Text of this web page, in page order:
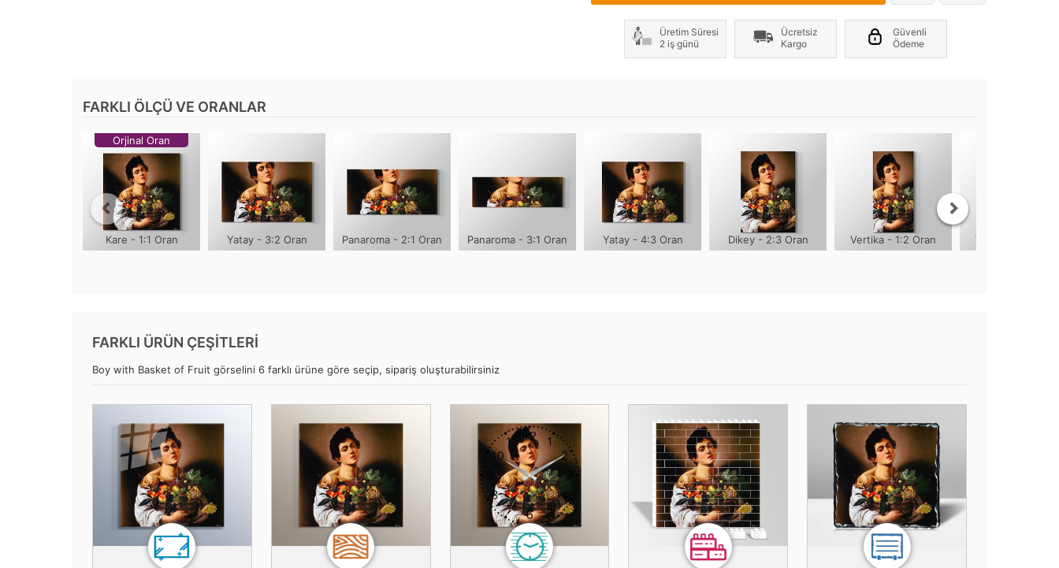
Üretim Süresi
2 iş günü
Ücretsiz
Kargo
Güvenli
Ödeme
FARKLI ÖLÇÜ VE ORANLAR
Orjinal Oran
Kare - 1:1 Oran Yatay - 3:2 Oran Panaroma - 2:1 Oran Panaroma - 3:1 Oran Yatay - 4:3 Oran Dikey - 2:3 Oran Vertika - 1:2 Oran Vertika - 1:3
FARKLI ÜRÜN ÇEŞİTLERİ
Boy with Basket of Fruit görselini 6 farklı ürüne göre seçip, sipariş oluşturabilirsiniz